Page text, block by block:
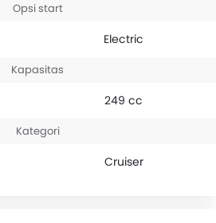
Opsi start
Electric
Kapasitas
249 cc
Kategori
Cruiser